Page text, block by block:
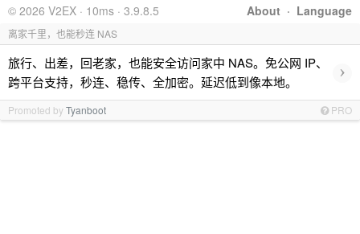
About · Language
© 2026 V2EX · 10ms · 3.9.8.5
离家千里，也能秒连 NAS
旅行、出差，回老家，也能安全访问家中 NAS。免公网 IP、
跨平台支持，秒连、稳传、全加密。延迟低到像本地。
›
Promoted byTyanboot PRO